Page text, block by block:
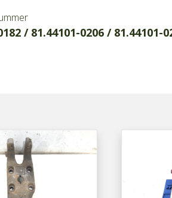
/ 81.44101-0206 / 81.44101-